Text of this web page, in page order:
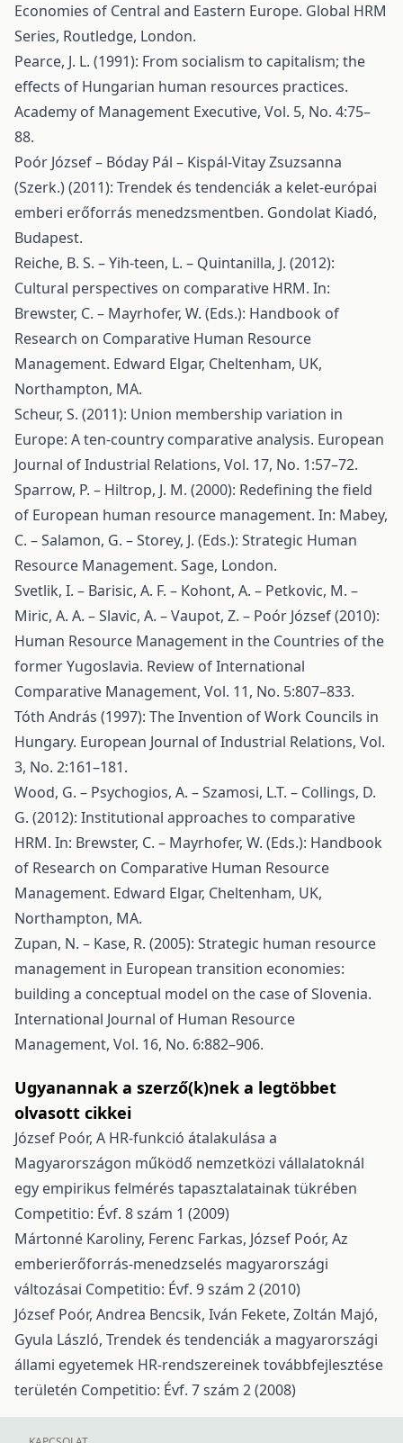
Economies of Central and Eastern Europe. Global HRM
Series, Routledge, London.
Pearce, J. L. (1991): From socialism to capitalism; the
effects of Hungarian human resources practices.
Academy of Management Executive, Vol. 5, No. 4:75–
88.
Poór József – Bóday Pál – Kispál-Vitay Zsuzsanna
(Szerk.) (2011): Trendek és tendenciák a kelet-európai
emberi erőforrás menedzsmentben. Gondolat Kiadó,
Budapest.
Reiche, B. S. – Yih-teen, L. – Quintanilla, J. (2012):
Cultural perspectives on comparative HRM. In:
Brewster, C. – Mayrhofer, W. (Eds.): Handbook of
Research on Comparative Human Resource
Management. Edward Elgar, Cheltenham, UK,
Northampton, MA.
Scheur, S. (2011): Union membership variation in
Europe: A ten-country comparative analysis. European
Journal of Industrial Relations, Vol. 17, No. 1:57–72.
Sparrow, P. – Hiltrop, J. M. (2000): Redefining the field
of European human resource management. In: Mabey,
C. – Salamon, G. – Storey, J. (Eds.): Strategic Human
Resource Management. Sage, London.
Svetlik, I. – Barisic, A. F. – Kohont, A. – Petkovic, M. –
Miric, A. A. – Slavic, A. – Vaupot, Z. – Poór József (2010):
Human Resource Management in the Countries of the
former Yugoslavia. Review of International
Comparative Management, Vol. 11, No. 5:807–833.
Tóth András (1997): The Invention of Work Councils in
Hungary. European Journal of Industrial Relations, Vol.
3, No. 2:161–181.
Wood, G. – Psychogios, A. – Szamosi, L.T. – Collings, D.
G. (2012): Institutional approaches to comparative
HRM. In: Brewster, C. – Mayrhofer, W. (Eds.): Handbook
of Research on Comparative Human Resource
Management. Edward Elgar, Cheltenham, UK,
Northampton, MA.
Zupan, N. – Kase, R. (2005): Strategic human resource
management in European transition economies:
building a conceptual model on the case of Slovenia.
International Journal of Human Resource
Management, Vol. 16, No. 6:882–906.
Ugyanannak a szerző(k)nek a legtöbbet
olvasott cikkei
József Poór, A HR-funkció átalakulása a
Magyarországon működő nemzetközi vállalatoknál
egy empirikus felmérés tapasztalatainak tükrében
Competitio: Évf. 8 szám 1 (2009)
Mártonné Karoliny, Ferenc Farkas, József Poór, Az
emberierőforrás-menedzselés magyarországi
változásai Competitio: Évf. 9 szám 2 (2010)
József Poór, Andrea Bencsik, Iván Fekete, Zoltán Majó,
Gyula László, Trendek és tendenciák a magyarországi
állami egyetemek HR-rendszereinek továbbfejlesztése
területén Competitio: Évf. 7 szám 2 (2008)